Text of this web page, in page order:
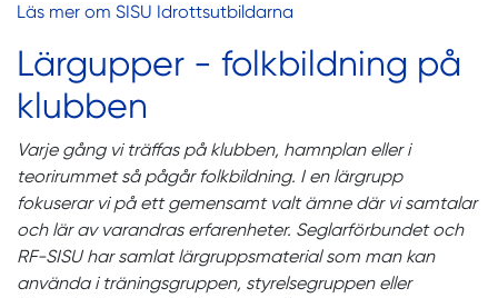
Läs mer om SISU Idrottsutbildarna
Lärgupper - folkbildning på
klubben
Varje gång vi träffas på klubben, hamnplan eller i
teorirummet så pågår folkbildning. I en lärgrupp
fokuserar vi på ett gemensamt valt ämne där vi samtalar
och lär av varandras erfarenheter. Seglarförbundet och
RF-SISU har samlat lärgruppsmaterial som man kan
använda i träningsgruppen, styrelsegruppen eller